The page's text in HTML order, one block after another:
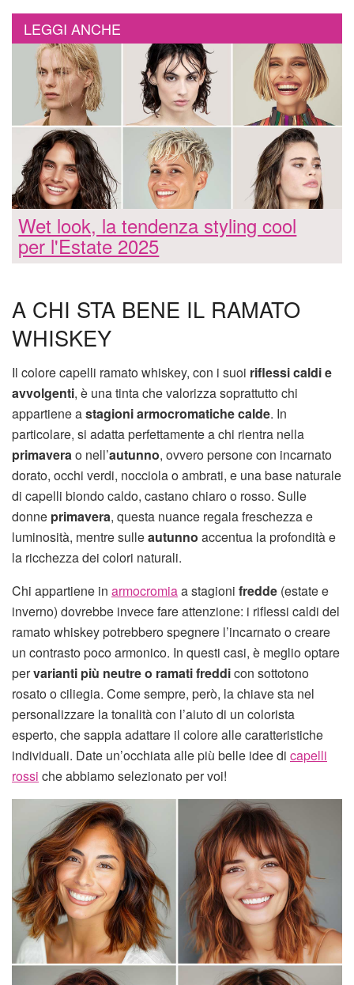
LEGGI ANCHE
Wet look, la tendenza styling cool
per l'Estate 2025
A CHI STA BENE IL RAMATO
WHISKEY
Il colore capelli ramato whiskey, con i suoi riflessi caldi e
avvolgenti, è una tinta che valorizza soprattutto chi
appartiene astagioni armocromatichecalde. In
particolare, si adatta perfettamente a chi rientra nella
primaverao nell’autunno, ovvero persone con incarnato
dorato, occhi verdi, nocciola o ambrati, e una base naturale
di capelli biondo caldo, castano chiaro o rosso. Sulle
donne primavera, questa nuance regala freschezza e
luminosità, mentre sulleautunno accentua la profondità e
la ricchezza dei colori naturali.
Chi appartiene in armocromiaa stagioni fredde (estate e
inverno) dovrebbe invece fare attenzione: i riflessi caldi del
ramato whiskey potrebbero spegnere l’incarnato o creare
un contrasto poco armonico. In questi casi, è meglio optare
pervarianti più neutre o ramati freddicon sottotono
rosato o ciliegia. Come sempre, però, la chiave sta nel
personalizzare la tonalità con l’aiuto di un colorista
esperto, che sappia adattare il colore alle caratteristiche
individuali. Date un’occhiata alle più belle idee di capelli
rossi che abbiamo selezionato per voi!